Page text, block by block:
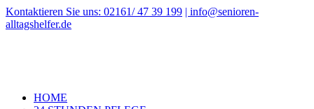
Zum
Inhalt
Kontaktieren Sie uns: 02161/ 47 39 199 | info@senioren-
alltagshelfer.de
HOME